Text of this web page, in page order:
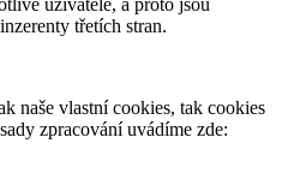
uživatele, a proto jsou
třetích stran.
naše vlastní cookies, tak cookies
zpracování uvádíme zde: